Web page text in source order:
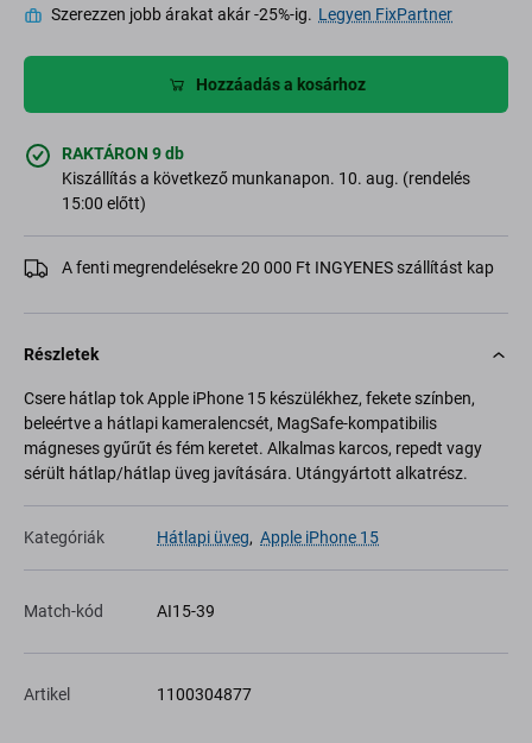
Szerezzen jobb árakat akár -25%-ig. Legyen FixPartner
Hozzáadás a kosárhoz
RAKTÁRON 9 db
Kiszállítás a következő munkanapon. 10. aug. (rendelés
15:00 előtt)
A fenti megrendelésekre 20 000 Ft INGYENES szállítást kap
Részletek
Csere hátlap tok Apple iPhone 15 készülékhez, fekete színben,
beleértve a hátlapi kameralencsét, MagSafe-kompatibilis
mágneses gyűrűt és fém keretet. Alkalmas karcos, repedt vagy
sérült hátlap/hátlap üveg javítására. Utángyártott alkatrész.
Kategóriák Hátlapi üveg, Apple iPhone 15
Match-kód AI15-39
Artikel 1100304877